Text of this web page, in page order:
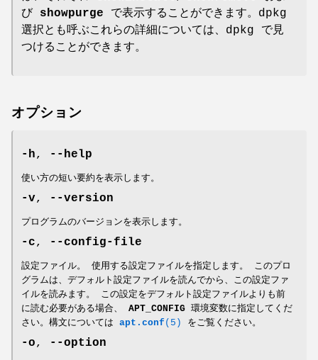
び showpurge で表示することができます。dpkg
選択とも呼ぶこれらの詳細については、dpkg で見
つけることができます。
オプション
-h, --help
使い方の短い要約を表示します。
-v, --version
プログラムのバージョンを表示します。
-c, --config-file
設定ファイル。 使用する設定ファイルを指定します。 このプロ
グラムは、デフォルト設定ファイルを読んでから、この設定ファ
イルを読みます。 この設定をデフォルト設定ファイルよりも前
に読む必要がある場合、 APT_CONFIG 環境変数に指定してくだ
さい。構文については apt.conf (5) をご覧ください。
-o, --option